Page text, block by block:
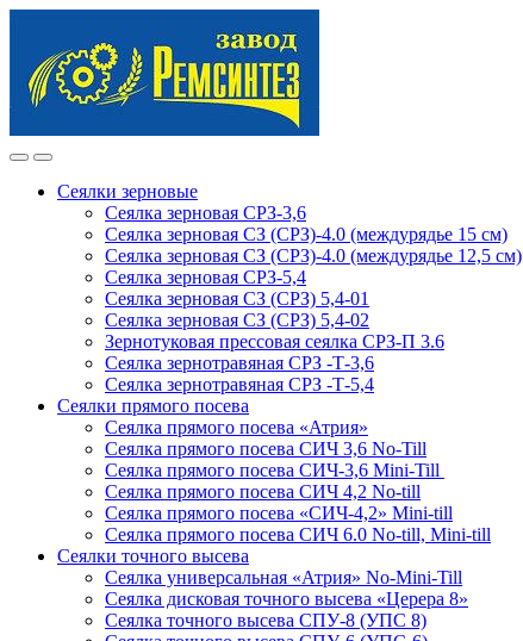
navigation
content
Сеялки зерновые
Сеялка зерновая СРЗ-3,6
Сеялка зерновая СЗ (СРЗ)-4.0 (междурядье 15 см)
Сеялка зерновая СЗ (СРЗ)-4.0 (междурядье 12,5 см)
Сеялка зерновая СРЗ-5,4
Сеялка зерновая СЗ (СРЗ) 5,4-01
Сеялка зерновая СЗ (СРЗ) 5,4-02
Зернотуковая прессовая сеялка СРЗ-П 3.6
Сеялка зернотравяная СРЗ -Т-3,6
Сеялка зернотравяная СРЗ -Т-5,4
Сеялки прямого посева
Сеялка прямого посева «Атрия»
Сеялка прямого посева СИЧ 3,6 No-Till
Сеялка прямого посева СИЧ-3,6 Mini-Till
Сеялка прямого посева СИЧ 4,2 No-till
Сеялка прямого посева «СИЧ-4,2» Mini-till
Сеялка прямого посева СИЧ 6.0 No-till, Mini-till
Сеялки точного высева
Сеялка универсальная «Атрия» No-Mini-Till
Сеялка дисковая точного высева «Церера 8»
Сеялка точного высева СПУ-8 (УПС 8)